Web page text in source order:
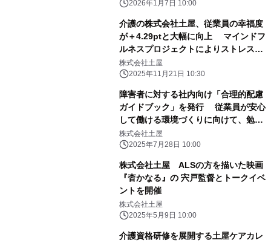
2026年1月7日 10:00
介護の株式会社土屋、従業員の幸福度
が＋4.29ptと大幅に向上 マインドフ
ルネスプロジェクトによりストレス低
下も＋9.70pt改善 ～8週間の実践で
ストレス軽減・自己肯定感の向上を実
証～
株式会社土屋
2025年11月21日 10:30
障害者に対する社内向け「合理的配慮
ガイドブック」を発行 従業員が安心
して働ける環境づくりに向けて、勉強
会も同時開催
株式会社土屋
2025年7月28日 10:00
株式会社土屋 ALSの方を描いた映画
『杳かなる』の 宍戸監督とトークイベ
ントを開催
株式会社土屋
2025年5月9日 10:00
介護資格研修を展開する土屋ケアカレ